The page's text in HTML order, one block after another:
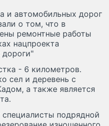
и автомобильных дорог
о том, что в
ремонтные работы
нацпроекта
дороги"
- 6 километров.
сел и деревень с
а также является
подрядной